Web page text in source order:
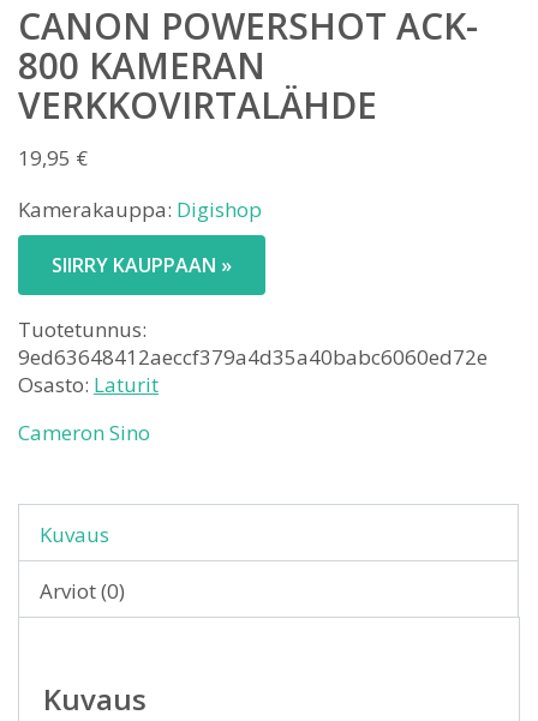
CANON POWERSHOT ACK-
800 KAMERAN
VERKKOVIRTALÄHDE
19,95 €
Kamerakauppa: Digishop
SIIRRY KAUPPAAN »
Tuotetunnus:
9ed63648412aeccf379a4d35a40babc6060ed72e
Osasto: Laturit
Cameron Sino
Kuvaus
Arviot (0)
Kuvaus